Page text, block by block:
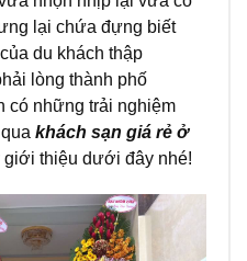
lại chứa đựng biết
du khách thập
lòng thành phố
có những trải nghiệm
khách sạn giá rẻ ở
giới thiệu dưới đây nhé!